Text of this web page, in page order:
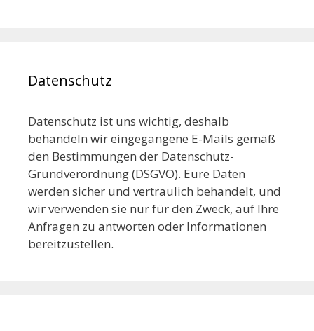
Datenschutz
Datenschutz ist uns wichtig, deshalb
behandeln wir eingegangene E-Mails gemäß
den Bestimmungen der Datenschutz-
Grundverordnung (DSGVO). Eure Daten
werden sicher und vertraulich behandelt, und
wir verwenden sie nur für den Zweck, auf Ihre
Anfragen zu antworten oder Informationen
bereitzustellen.